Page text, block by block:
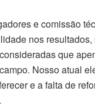
e comissão
nos
que
Nosso atual
e a falta de